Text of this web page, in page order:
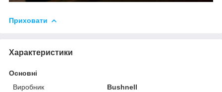
Приховати
Характеристики
Основні
Виробник
Bushnell